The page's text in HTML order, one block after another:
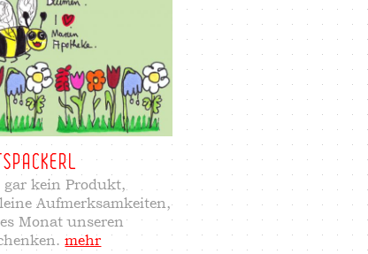
kein Produkt,
Aufmerksamkeiten,
Monat unseren
mehr